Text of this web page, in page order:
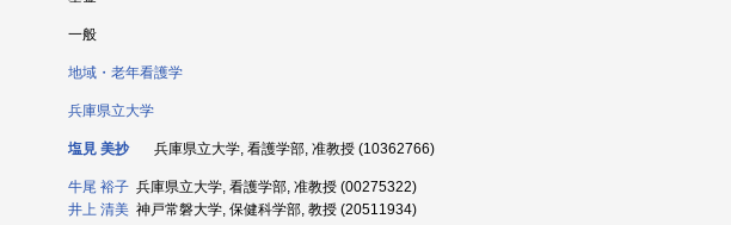
一般
地域・老年看護学
兵庫県立大学
塩見 美抄 兵庫県立大学, 看護学部, 准教授 (10362766)
牛尾 裕子 兵庫県立大学, 看護学部, 准教授 (00275322)
井上 清美 神戸常磐大学, 保健科学部, 教授 (20511934)